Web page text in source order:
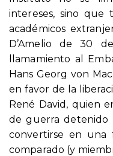
intereses, sino que
académicos
D’Amelio de 30
llamamiento al
Hans Georg von
en favor de la
René David, quien
de guerra detenido
convertirse en una
comparado (y